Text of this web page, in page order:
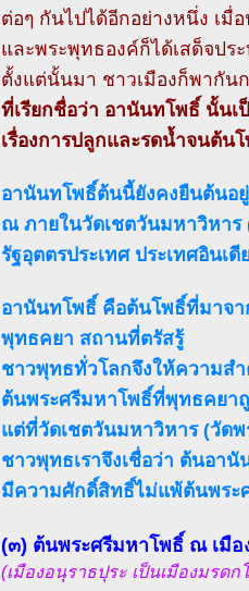
ต่อๆ กันไปได้อีกอย่างหนึ่ง เมื่
และพระพุทธองค์ก็ได้เสด็จปร
ตั้งแต่นั้นมา ชาวเมืองก็พากัน
ที่เรียกชื่อว่า อานันทโพธิ์ นั้นเ
เรื่องการปลูกและรดน้ำจนต้น
อานันทโพธิ์ต้นนี้ยังคงยืนต้นอยู่
ณ ภายในวัดเชตวันมหาวิหาร
รัฐอุตตรประเทศ ประเทศอินเ
อานันทโพธิ์ คือต้นโพธิ์ที่มาจ
พุทธคยา สถานที่ตรัสรู้
ชาวพุทธทั่วโลกจึงให้ความส
ต้นพระศรีมหาโพธิ์ที่พุทธคยา
แต่ที่วัดเชตวันมหาวิหาร (วัดพ
ชาวพุทธเราจึงเชื่อว่า ต้นอานั
มีความศักดิ์สิทธิ์ไม่แพ้ต้นพระ
(๓) ต้นพระศรีมหาโพธิ์ ณ เมือ
(เมืองอนุราธปุระ เป็นเมืองมรด